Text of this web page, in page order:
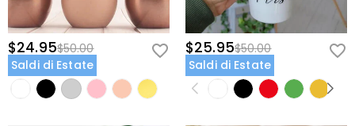
$24.95$50.00
Saldi di Estate
$25.95$50.00
Saldi di Estate